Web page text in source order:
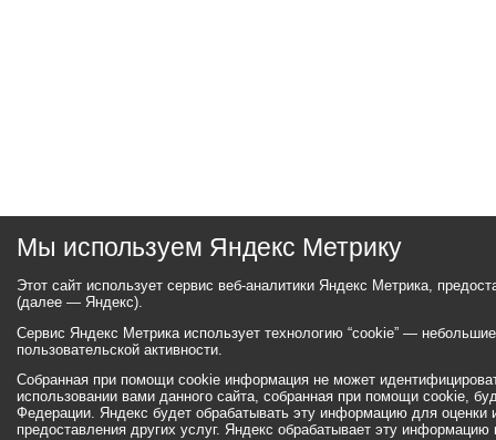
Мы используем Яндекс Метрику
Этот сайт использует сервис веб-аналитики Яндекс Метрика,
(далее — Яндекс).
Сервис Яндекс Метрика использует технологию “cookie” —
пользовательской активности.
Собранная при помощи cookie информация не может
использовании вами данного сайта, собранная при помощи cookie,
Федерации. Яндекс будет обрабатывать эту информацию для оценки
предоставления других услуг. Яндекс обрабатывает эту